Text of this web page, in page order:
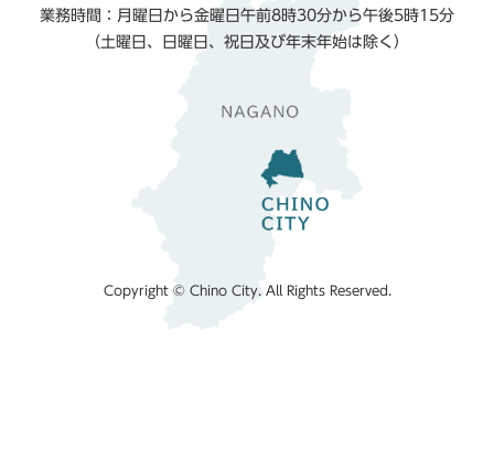
業務時間：月曜日から金曜日午前8時30分から午後5時15分
（土曜日、日曜日、祝日及び年末年始は除く）
Copyright © Chino City. All Rights Reserved.